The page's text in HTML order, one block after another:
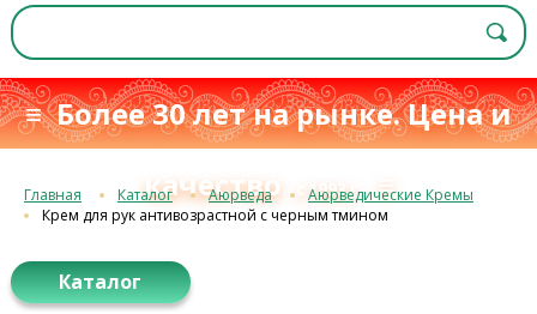
≡ Более 30 лет на рынке. Цена и
качество с 1993 г.≡
Главная Каталог Аюрведа
Аюрведические Кремы
Крем для рук антивозрастной с черным тмином
Каталог